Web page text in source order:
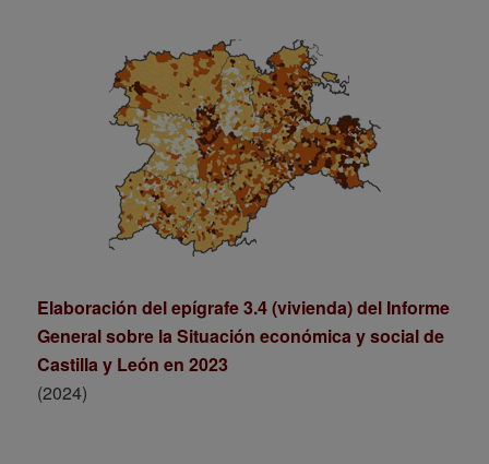
Elaboración del epígrafe 3.4 (vivienda) del Informe
General sobre la Situación económica y social de
Castilla y León en 2023
(2024)